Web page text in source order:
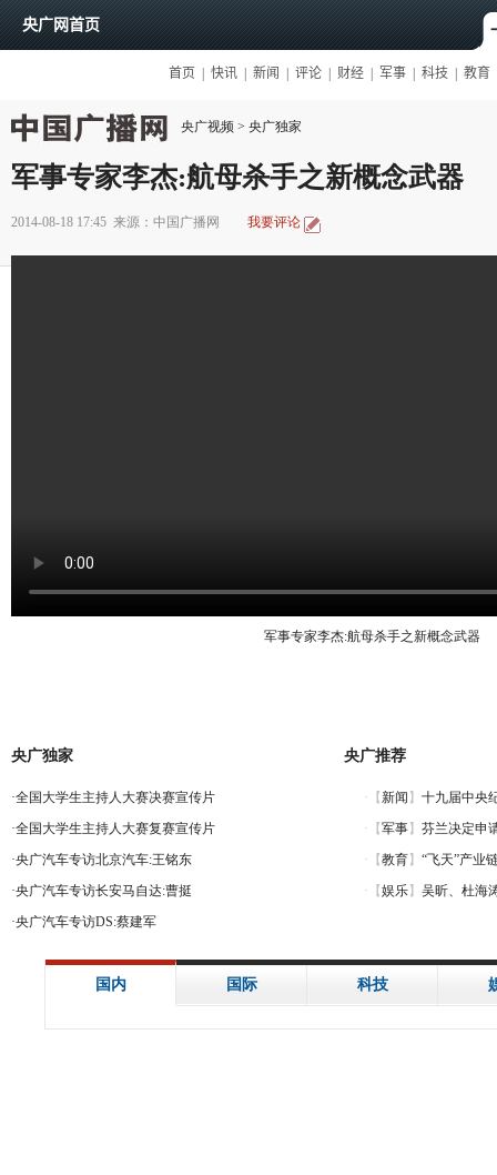
央广视频 > 央广独家
军事专家李杰:航母杀手之新概念武器
2014-08-18 17:45 来源：中国广播网 我要评论
军事专家李杰:航母杀手之新概念武器
央广独家
·全国大学生主持人大赛决赛宣传片
·全国大学生主持人大赛复赛宣传片
·央广汽车专访北京汽车:王铭东
·央广汽车专访长安马自达:曹挺
·央广汽车专访DS:蔡建军
央广推荐